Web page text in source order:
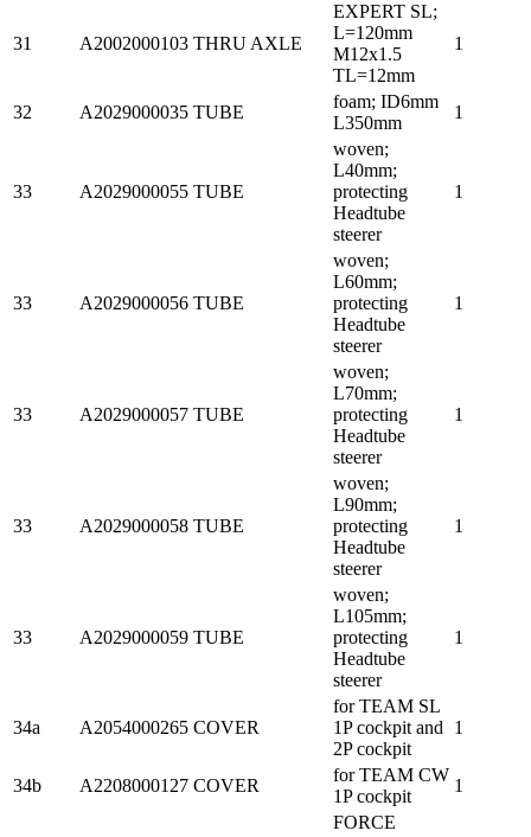
31 A2002000103 THRU AXLE
EXPERT SL;
L=120mm
M12x1.5
TL=12mm
1
32 A2029000035 TUBE
foam; ID6mm
L350mm
1
33 A2029000055 TUBE
woven;
L40mm;
protecting
Headtube
steerer
1
33 A2029000056 TUBE
woven;
L60mm;
protecting
Headtube
steerer
1
33 A2029000057 TUBE
woven;
L70mm;
protecting
Headtube
steerer
1
33 A2029000058 TUBE
woven;
L90mm;
protecting
Headtube
steerer
1
33 A2029000059 TUBE
woven;
L105mm;
protecting
Headtube
steerer
1
34a A2054000265 COVER
for TEAM SL
1P cockpit and
2P cockpit
1
34b A2208000127 COVER
for TEAM CW
1P cockpit
1
FORCE